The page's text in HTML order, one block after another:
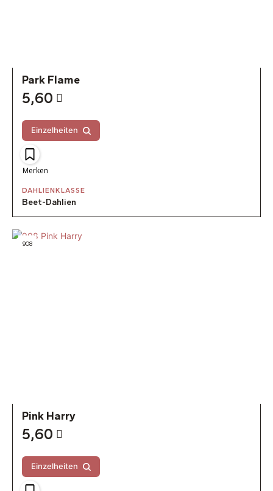
Park Flame
5,60
Einzelheiten
Merken
DAHLIENKLASSE
Beet-Dahlien
908
Pink Harry
5,60
Einzelheiten